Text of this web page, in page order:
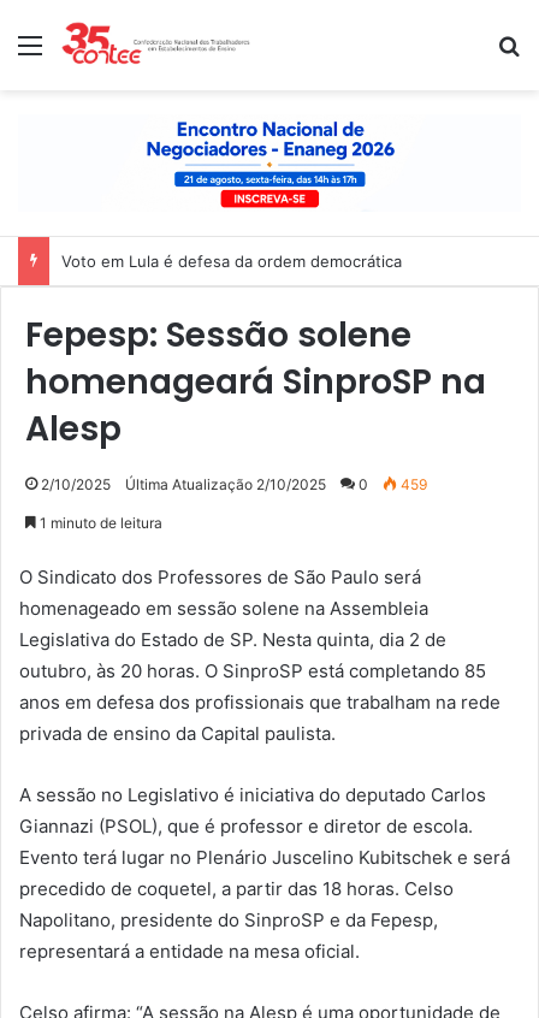
Menu
Voto em Lula é defesa da ordem democrática
Fepesp: Sessão solene
homenageará SinproSP na
Alesp
2/10/2025 Última Atualização 2/10/2025 0 459
1 minuto de leitura
O Sindicato dos Professores de São Paulo será
homenageado em sessão solene na Assembleia
Legislativa do Estado de SP. Nesta quinta, dia 2 de
outubro, às 20 horas. O SinproSP está completando 85
anos em defesa dos profissionais que trabalham na rede
privada de ensino da Capital paulista.
A sessão no Legislativo é iniciativa do deputado Carlos
Giannazi (PSOL), que é professor e diretor de escola.
Evento terá lugar no Plenário Juscelino Kubitschek e será
precedido de coquetel, a partir das 18 horas. Celso
Napolitano, presidente do SinproSP e da Fepesp,
representará a entidade na mesa oficial.
Celso afirma: “A sessão na Alesp é uma oportunidade de